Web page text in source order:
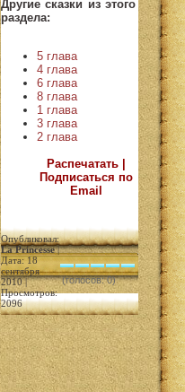
Другие сказки из этого
раздела:
5 глава
4 глава
6 глава
8 глава
1 глава
3 глава
2 глава
Распечатать |
Подписаться по
Email
Опубликовал:
La Princesse|
Дата: 18
сентября
2010 |
Просмотров:
2096
(голосов: 0)